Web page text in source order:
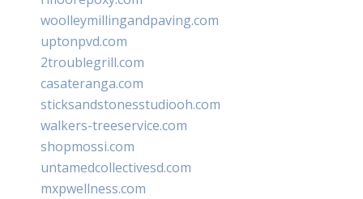
woolleymillingandpaving.com
uptonpvd.com
2troublegrill.com
casateranga.com
sticksandstonesstudiooh.com
walkers-treeservice.com
shopmossi.com
untamedcollectivesd.com
mxpwellness.com